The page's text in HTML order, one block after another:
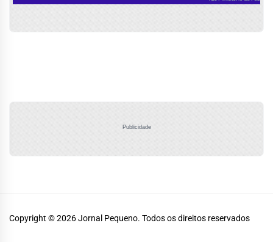
Publicidade
Copyright © 2026Jornal Pequeno. Todos os direitos reservados